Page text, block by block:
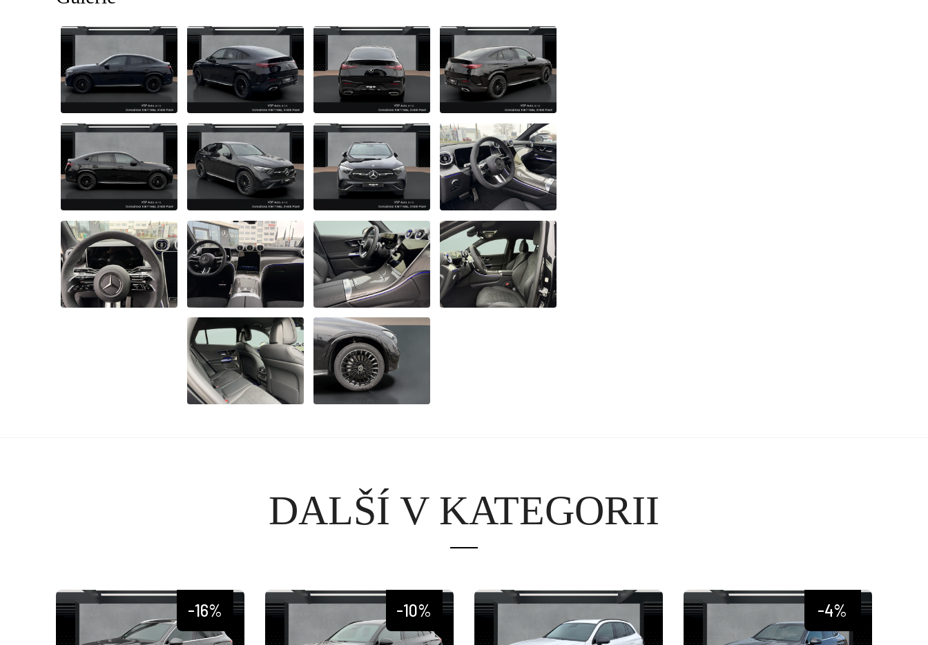
DALŠÍ V KATEGORII
-16% -10% -4%